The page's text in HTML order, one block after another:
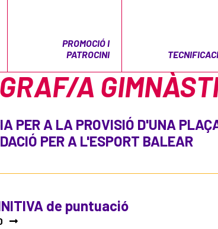
PROMOCIÓ I
PATROCINI
A
PER A LA PROVISIÓ D'UNA
PER A L'ESPORT BALEAR
de puntuació